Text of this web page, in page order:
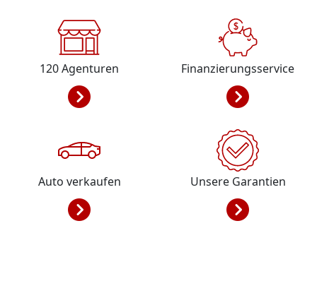
120Agenturen Finanzierungsservice
Auto verkaufen Unsere Garantien